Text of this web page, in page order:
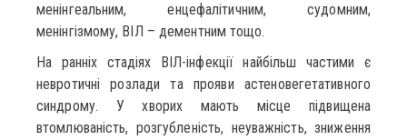
менінгеальним, енцефалітичним, судомним,
менінгізмому, ВІЛ – дементним тощо.
На ранніх стадіях ВІЛ-інфекції найбільш частими є
невротичні розлади та прояви астеновегетативного
синдрому. У хворих мають місце підвищена
втомлюваність, розгубленість, неуважність, зниження